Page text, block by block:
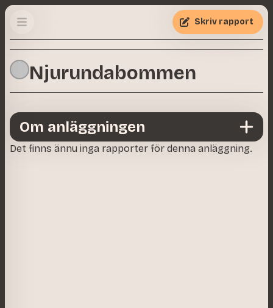
Njurundabommen
Skriv rapport
Det finns ännu inga rapporter för denna anläggning.
Om anläggningen